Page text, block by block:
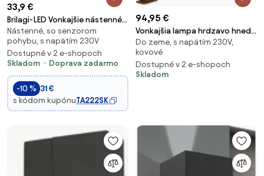
33,9 €
Brilagi-LED Vonkajšie nástenné
svietidlo so senzorom TESSI
LED/10W/230V hnedé IP54
Nástenné, so senzorom
pohybu, s napätím 230V
Dostupné v 2 e-shopoch
Skladom
Doprava zadarmo
-10 % 31 €
s kódom kupónuTA222SK
94,95 €
Vonkajšia lampa hrdzavo hnedá
so zemným hrotom a káblovou
priechodkou 65 cm IP44 -
Baleno
Do zeme, s napätím 230V,
kovové
Dostupné v 2 e-shopoch
Skladom